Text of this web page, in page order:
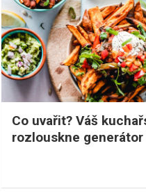
Co uvařit? Váš
rozlouskne